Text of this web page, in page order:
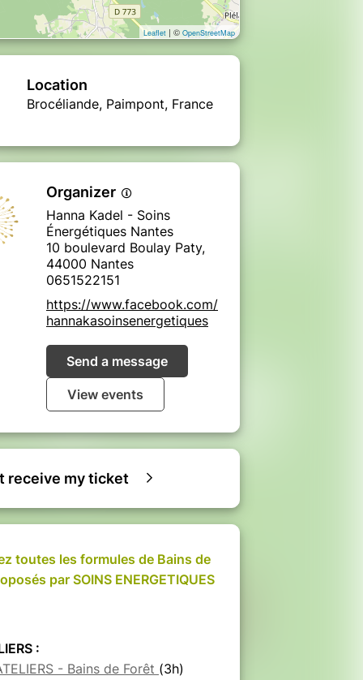
Leaflet | © OpenStreetMap
Location
Brocéliande, Paimpont, France
Organizer
Hanna Kadel - Soins
Énergétiques Nantes
10 boulevard Boulay Paty,
44000 Nantes
0651522151
https://www.facebook.com/
hannakasoinsenergetiques
Send a message
View events
receive my ticket
toutes les formules de Bains de
par SOINS ENERGETIQUES
:
- Bains de Forêt (3h)